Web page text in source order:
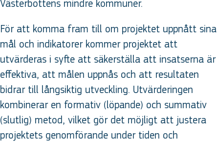
Västerbottens mindre kommuner.
För att komma fram till om projektet uppnått sina
mål och indikatorer kommer projektet att
utvärderas i syfte att säkerställa att insatserna är
effektiva, att målen uppnås och att resultaten
bidrar till långsiktig utveckling. Utvärderingen
kombinerar en formativ (löpande) och summativ
(slutlig) metod, vilket gör det möjligt att justera
projektets genomförande under tiden och